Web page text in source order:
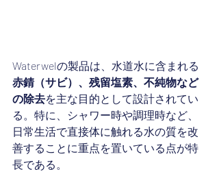
Waterwelの製品は、水道水に含まれる
赤錆（サビ）、残留塩素、不純物など
の除去を主な目的として設計されてい
る。特に、シャワー時や調理時など、
日常生活で直接体に触れる水の質を改
善することに重点を置いている点が特
長である。